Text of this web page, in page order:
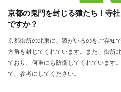
京都の鬼門を封じる猿たち！寺
ですか？
京都御所の北東に、猿がいるのをご存知
方角を封じてくれています。また、御所
ており、何重にも防衛してくれています
で、参考にしてください。